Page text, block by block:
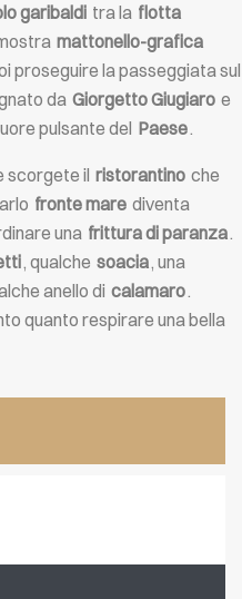
garibaldi tra la flotta
mattonello-grafica
proseguire la passeggiata sul
da Giorgetto Giugiaro e
pulsante del Paese.
scorgete il ristorantino che
fronte mare diventa
una frittura di paranza.
, qualche soacia, una
anello di calamaro.
quanto respirare una bella